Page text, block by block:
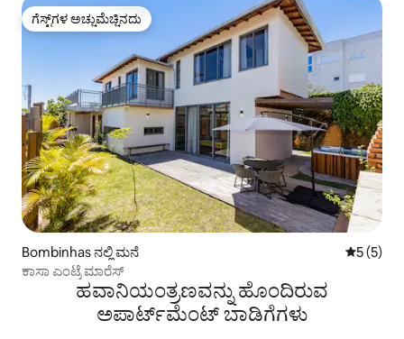
ಗೆಸ್ಟ್‌ಗಳ ಅಚ್ಚುಮೆಚ್ಚಿನದು
ಗೆಸ್ಟ್‌ಗಳ ಅಚ್ಚುಮೆಚ್ಚಿನದು
Bombinhas ನಲ್ಲಿ ಮನೆ 5 ರಲ್ಲಿ 5
5 (5)
ಕಾಸಾ ಎಂಟ್ರೆ ಮಾರೆಸ್
ಹವಾನಿಯಂತ್ರಣವನ್ನು ಹೊಂದಿರುವ
ಅಪಾರ್ಟ್‌ಮೆಂಟ್‌ ಬಾಡಿಗೆಗಳು